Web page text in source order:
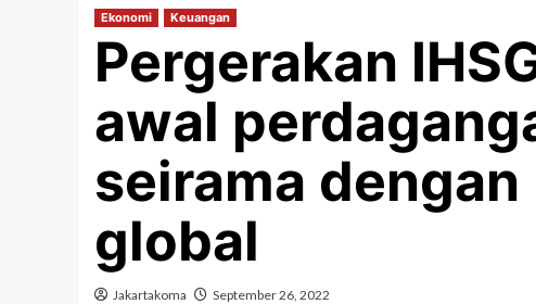
Ekonomi Keuangan
Pergerakan
awal
seirama
global
Jakartakoma September 26, 2022